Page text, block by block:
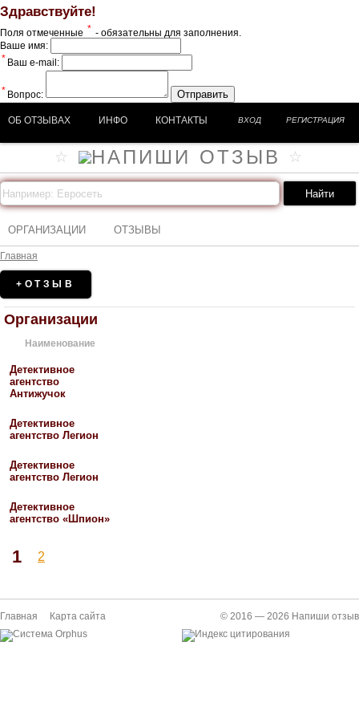
Здравствуйте!
Поля отмеченные * - обязательны для заполнения.
Ваше имя:
* Ваш e-mail:
* Вопрос: Отправить
ОБ ОТЗЫВАХ ИНФО КОНТАКТЫ ВХОД РЕГИСТРАЦИЯ
ОРГАНИЗАЦИИ ОТЗЫВЫ
Главная
+ОТЗЫВ
Организации
Наименование
Детективное
агентство
Антижучок
Детективное
агентство Легион
Детективное
агентство Легион
Детективное
агентство «Шпион»
1 2
Главная Карта сайта © 2016 — 2026 Напиши отзыв